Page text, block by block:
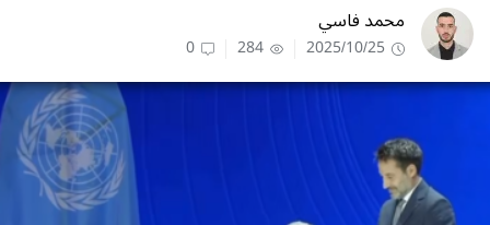
محمد فاسي
2025/10/25
284
0